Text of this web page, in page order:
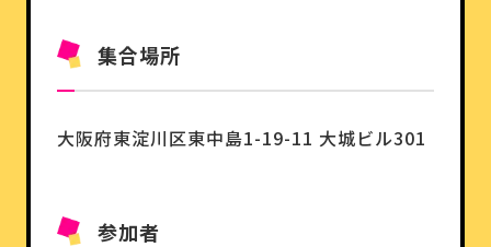
集合場所
大阪府東淀川区東中島1-19-11 大城ビル301
参加者